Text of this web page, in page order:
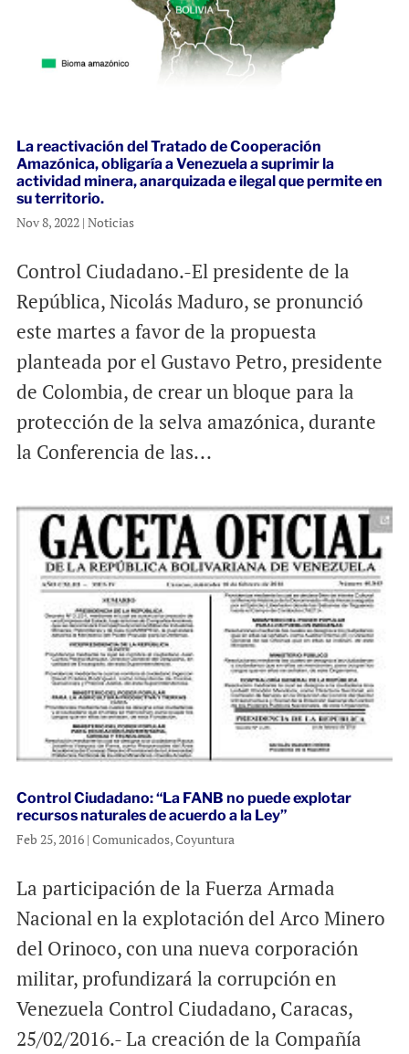
La reactivación del Tratado de Cooperación
Amazónica, obligaría a Venezuela a suprimir la
actividad minera, anarquizada e ilegal que permite en
su territorio.
Nov 8, 2022| Noticias
Control Ciudadano.-El presidente de la
República, Nicolás Maduro, se pronunció
este martes a favor de la propuesta
planteada por el Gustavo Petro, presidente
de Colombia, de crear un bloque para la
protección de la selva amazónica, durante
la Conferencia de las...
Control Ciudadano: “La FANB no puede explotar
recursos naturales de acuerdo a la Ley”
Feb 25, 2016| Comunicados,Coyuntura
La participación de la Fuerza Armada
Nacional en la explotación del Arco Minero
del Orinoco, con una nueva corporación
militar, profundizará la corrupción en
Venezuela Control Ciudadano, Caracas,
25/02/2016.- La creación de la Compañía